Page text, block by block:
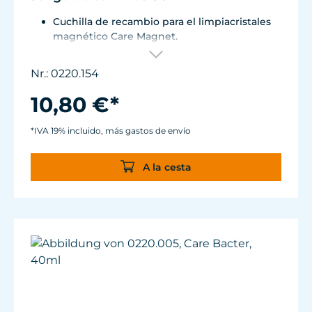
Cuchilla de recambio para el limpiacristales
magnético Care Magnet.
Para Care Magnet 0220.010, 0220.015, 0220.020
Plástico de alto rendimiento resistente al
desgaste con cuchilla de acero noble para
depósitos duros.
Nr.: 0220.154
10,80 €*
*IVA 19% incluido, más gastos de envío
A la cesta